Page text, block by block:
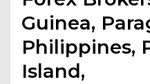
Guinea,
Philippines,
Island,